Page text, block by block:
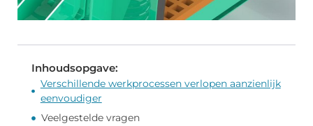
Inhoudsopgave:
Verschillende werkprocessen verlopen aanzienlijk
eenvoudiger
Veelgestelde vragen